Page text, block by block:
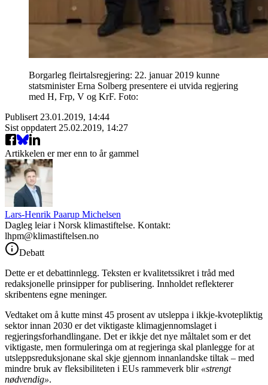
Borgarleg fleirtalsregjering: 22. januar 2019 kunne
statsminister Erna Solberg presentere ei utvida regjering
med H, Frp, V og KrF. Foto:
Publisert 23.01.2019, 14:44
Sist oppdatert 25.02.2019, 14:27
Artikkelen er mer enn to år gammel
Lars-Henrik Paarup Michelsen
Dagleg leiar i Norsk klimastiftelse. Kontakt:
lhpm@klimastiftelsen.no
Debatt
Dette er et debattinnlegg. Teksten er kvalitetssikret i tråd med
redaksjonelle prinsipper for publisering. Innholdet reflekterer
skribentens egne meninger.
Vedtaket om å kutte minst 45 prosent av utsleppa i ikkje-kvotepliktig
sektor innan 2030 er det viktigaste klimagjennomslaget i
regjeringsforhandlingane. Det er ikkje det nye måltalet som er det
viktigaste, men formuleringa om at regjeringa skal planlegge for at
utsleppsreduksjonane skal skje gjennom innanlandske tiltak – med
mindre bruk av fleksibiliteten i EUs rammeverk blir «strengt
nødvendig».